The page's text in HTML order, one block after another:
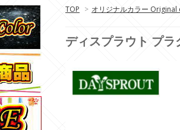
TOP > オリジナルカラー
ディスプラウト プ